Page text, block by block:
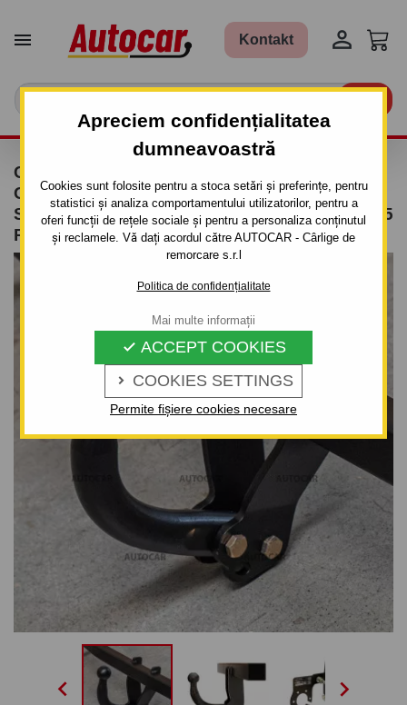
Apreciem confidențialitatea
dumneavoastră
Cookies sunt folosite pentru a stoca setări și preferințe, pentru
statistici și analiza comportamentului utilizatorilor, pentru a
oferi funcții de rețele sociale și pentru a personaliza conținutul
și reclamele. Vă dați acordul către AUTOCAR - Cârlige de
remorcare s.r.l
Politica de confidențialitate
 COOKIES SETTINGS
 ACCEPT COOKIES
Permite fișiere cookies necesare
Mai multe informații
 Kontakt 
CÂRLIG DE REMORCARE PENTRU FORD
GALAXY - 5UŞI., VAN 4X4, (WGR) - SISTEM
SEMIDEMONTABIL -CU ŞURUBURI - DIN 1995
PÂNĂ 2000/0
 